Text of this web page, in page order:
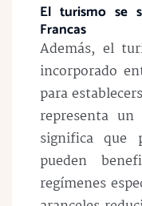
El turismo se
Francas
Además, el
incorporado
para
representa
significa que
pueden
regímenes